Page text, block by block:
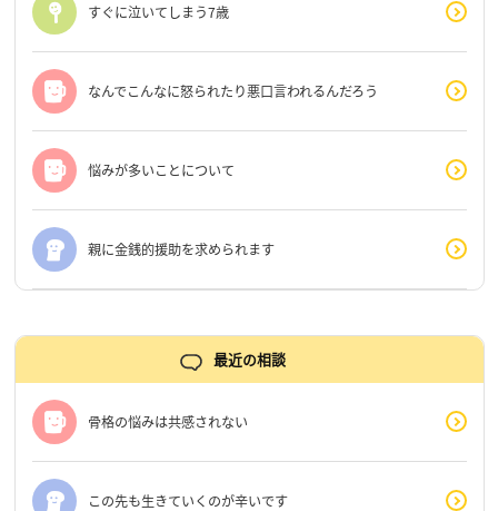
すぐに泣いてしまう7歳
なんでこんなに怒られたり悪口言われるんだろう
悩みが多いことについて
親に金銭的援助を求められます
最近の相談
骨格の悩みは共感されない
この先も生きていくのが辛いです